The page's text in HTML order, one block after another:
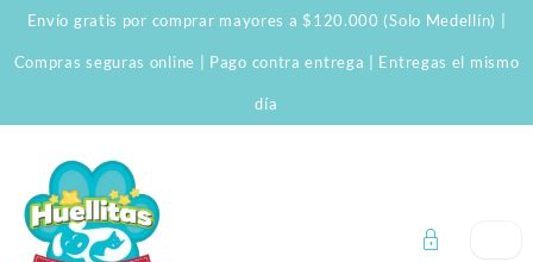
Skip
content
Envío gratis por comprar mayores a $120.000 (Solo Medellín) |
Compras seguras online | Pago contra entrega | Entregas el mismo
día